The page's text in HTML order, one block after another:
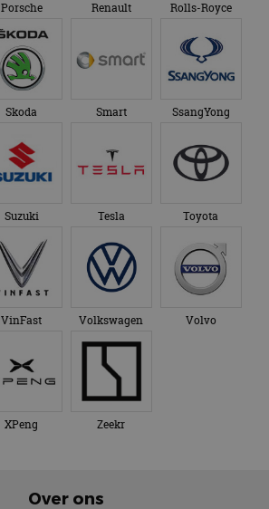
Porsche Renault Rolls-Royce
Skoda Smart SsangYong
Suzuki Tesla Toyota
VinFast Volkswagen Volvo
XPeng Zeekr
Over ons